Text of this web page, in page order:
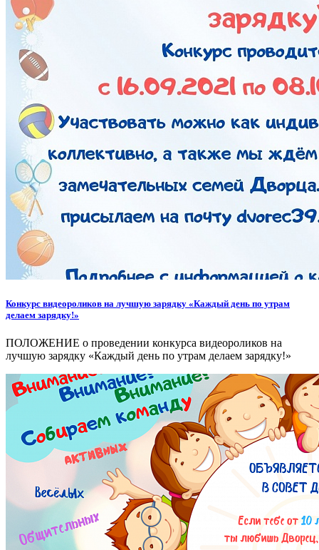
Конкурс видеороликов на лучшую зарядку «Каждый день по утрам
делаем зарядку!»
ПОЛОЖЕНИЕ о проведении конкурса видеороликов на
лучшую зарядку «Каждый день по утрам делаем зарядку!»